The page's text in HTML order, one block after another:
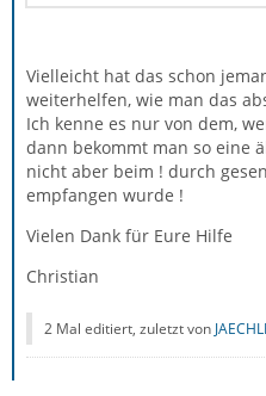
Vielleicht hat das schon
weiterhelfen, wie man das
Ich kenne es nur von dem,
dann bekommt man so eine
nicht aber beim ! durch
empfangen wurde !
Vielen Dank für Eure Hilfe
Christian
2 Mal editiert, zuletzt von